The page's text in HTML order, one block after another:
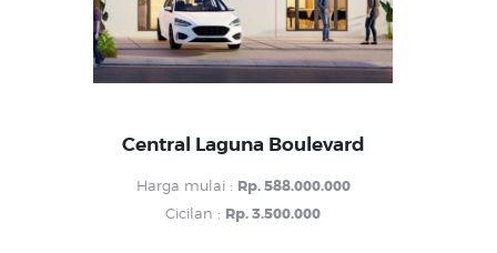
Central Laguna Boulevard
Harga mulai : Rp. 588.000.000
Cicilan : Rp. 3.500.000